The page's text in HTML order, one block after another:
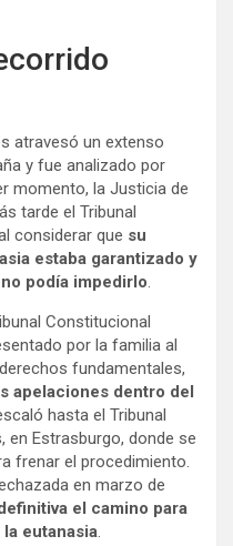
atravesó un extenso
y fue analizado por
momento, la Justicia de
tarde el Tribunal
considerar que su
estaba garantizado y
podía impedirlo.
Constitucional
por la familia al
fundamentales,
apelaciones dentro del
hasta el Tribunal
en Estrasburgo, donde se
frenar el procedimiento.
en marzo de
el camino para
eutanasia.